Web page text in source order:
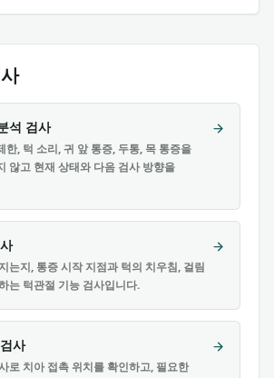
석 검사
한, 턱 소리, 귀 앞 통증, 두통, 목 통증을
않고 현재 상태와 다음 검사 방향을
는지, 통증 시작 지점과 턱의 치우침, 걸림
는 턱관절 기능 검사입니다.
사
로 치아 접촉 위치를 확인하고, 필요한